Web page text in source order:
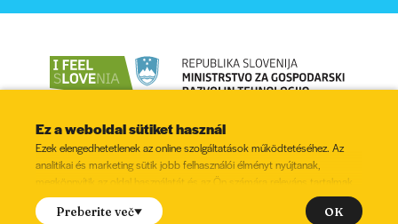
© 2022 - 2026, Minden jog fenntartva
Ez a weboldal sütiket használ
Ezek elengedhetetlenek az online szolgáltatások működtetéséhez. Az
analitikai és marketing sütik jobb felhasználói élményt nyújtanak,
megkönnyítik az oldal használatát és az Ön számára releváns tartalmak
megjelenítését.
Preberite več OK